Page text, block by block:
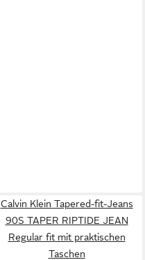
Calvin Klein Tapered-fit-Jeans
90S TAPER RIPTIDE JEAN
Regular fit mit praktischen
Taschen